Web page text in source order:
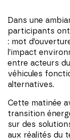
Dans une
participants
: mot
l’impact
entre acteurs
véhicules
alternatives.
Cette matinée
transition
sur des
aux réalités du